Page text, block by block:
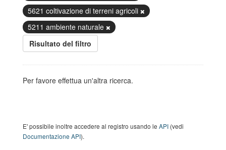
5621 coltivazione di terreni agricoli
5211 ambiente naturale
Risultato del filtro
Per favore effettua un'altra ricerca.
E' possibile inoltre accedere al registro usando le API (vedi
Documentazione API).